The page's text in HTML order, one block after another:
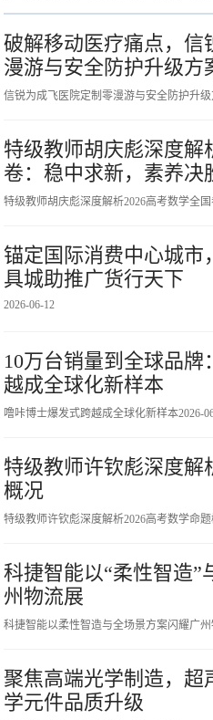
破解移动医疗痛点，信
漫游与安全防护升级方
信锐为成飞医院定制零漫游与安全防护升
特级教师胡庆彪深度解
卷：稳中求新，素养决
特级教师胡庆彪深度解析2026高考数学全
锚定国际消费中心城市
具城助推广货行天下
2026-06-12
10万台销量到全球品
越成全球化新样本
噜咔博士爆发式跨越成全球化新样本2026-
特级教师许钦彪深度解
概况
特级教师许钦彪深度解析2026高考数学命
科捷智能以“柔性智造”
州物流展
科捷智能以柔性智造与全场景方案闪耀广
聚焦高端光学制造，超
学元件品质升级